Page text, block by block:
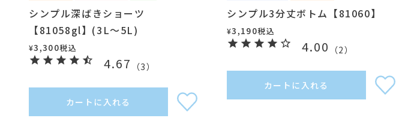
シンプル深ばきショーツ
【81058gl】(3L～5L)
¥3,300税込
4.67 （3）
カートに入れる
シンプル3分丈ボトム【81060】
¥3,190税込
4.00 （2）
カートに入れる